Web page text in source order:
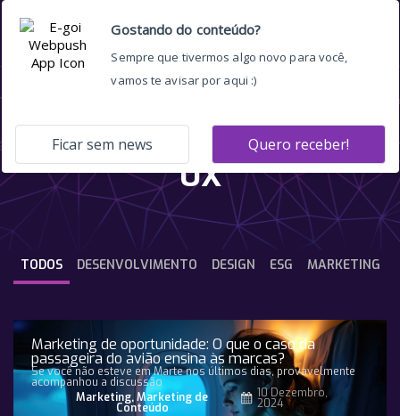
Experiência do Usuário
UX
DESENVOLVIMENTO DESIGN ESG MARKETING
TODOS
Marketing de oportunidade: O que o caso da
passageira do avião ensina às marcas?
Se você não esteve em Marte nos últimos dias, provavelmente
acompanhou a discussão
Marketing,Marketing de
Conteúdo
10 Dezembro,
2024